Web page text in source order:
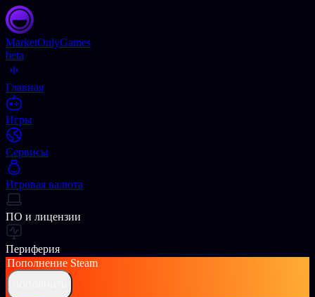
MarketOnlyGames
beta
Главная
Игры
Сервисы
Игровая валюта
ПО и лицензии
Периферия
Пополнение Steam